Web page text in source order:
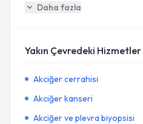
Daha fazla
Yakın Çevredeki Hizmetler
Akciğer cerrahisi
Akciğer kanseri
Akciğer ve plevra biyopsisi